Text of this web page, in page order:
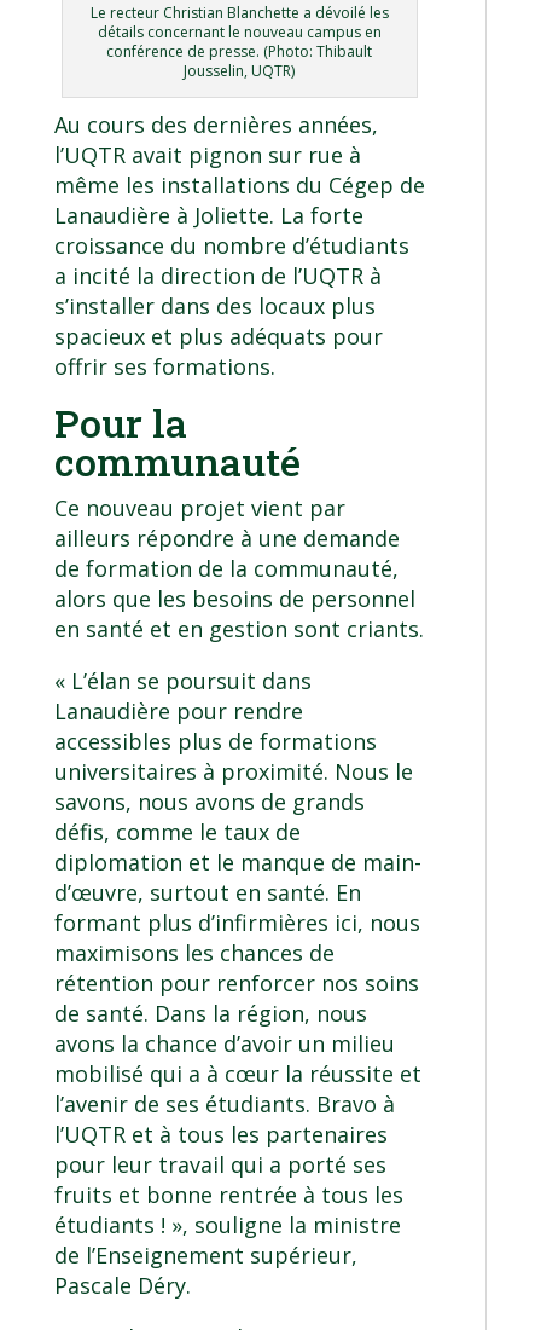
Le recteur Christian Blanchette a dévoilé les
détails concernant le nouveau campus en
conférence de presse. (Photo: Thibault
Jousselin, UQTR)
Au cours des dernières années,
l’UQTR avait pignon sur rue à
même les installations du Cégep de
Lanaudière à Joliette. La forte
croissance du nombre d’étudiants
a incité la direction de l’UQTR à
s’installer dans des locaux plus
spacieux et plus adéquats pour
offrir ses formations.
Pour la
communauté
Ce nouveau projet vient par
ailleurs répondre à une demande
de formation de la communauté,
alors que les besoins de personnel
en santé et en gestion sont criants.
« L’élan se poursuit dans
Lanaudière pour rendre
accessibles plus de formations
universitaires à proximité. Nous le
savons, nous avons de grands
défis, comme le taux de
diplomation et le manque de main-
d’œuvre, surtout en santé. En
formant plus d’infirmières ici, nous
maximisons les chances de
rétention pour renforcer nos soins
de santé. Dans la région, nous
avons la chance d’avoir un milieu
mobilisé qui a à cœur la réussite et
l’avenir de ses étudiants. Bravo à
l’UQTR et à tous les partenaires
pour leur travail qui a porté ses
fruits et bonne rentrée à tous les
étudiants ! », souligne la ministre
de l’Enseignement supérieur,
Pascale Déry.